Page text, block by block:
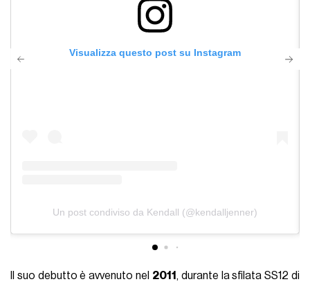
Visualizza questo post su Instagram
Un post condiviso da Kendall (@kendalljenner)
Il suo debutto è avvenuto nel 2011 , durante la sfilata SS12 di